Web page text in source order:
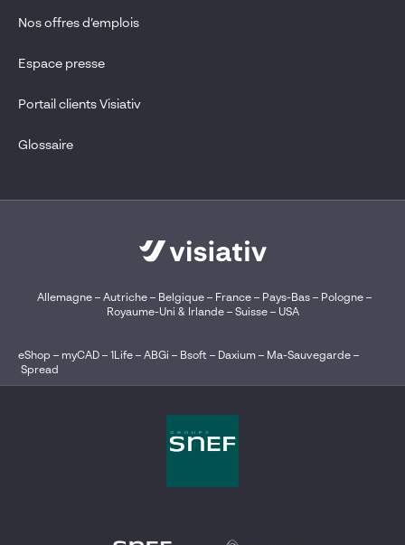
Nos offres d’emplois
Espace presse
Portail clients Visiativ
Glossaire
Allemagne– Autriche– Belgique – France– Pays-Bas– Pologne–
Royaume-Uni & Irlande– Suisse– USA
eShop – myCAD – 1Life – ABGi – Bsoft – Daxium – Ma-Sauvegarde –
Spread